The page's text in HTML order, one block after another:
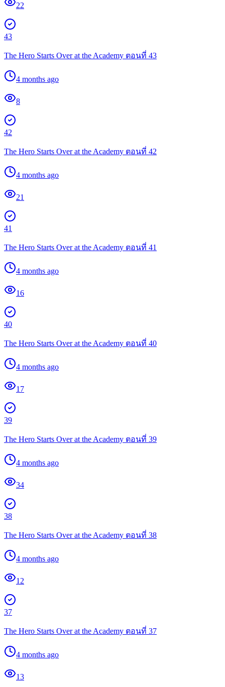
22
43
The Hero Starts Over at the Academy ตอนที่ 43
4 months ago
8
42
The Hero Starts Over at the Academy ตอนที่ 42
4 months ago
21
41
The Hero Starts Over at the Academy ตอนที่ 41
4 months ago
16
40
The Hero Starts Over at the Academy ตอนที่ 40
4 months ago
17
39
The Hero Starts Over at the Academy ตอนที่ 39
4 months ago
34
38
The Hero Starts Over at the Academy ตอนที่ 38
4 months ago
12
37
The Hero Starts Over at the Academy ตอนที่ 37
4 months ago
13